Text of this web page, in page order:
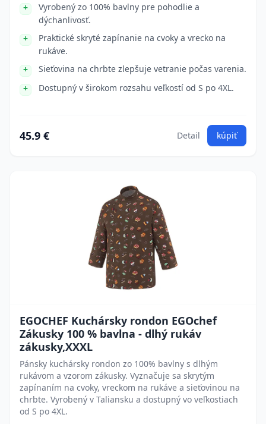
Vyrobený zo 100% bavlny pre pohodlie a
dýchanlivosť.
Praktické skryté zapínanie na cvoky a vrecko na
rukáve.
Sieťovina na chrbte zlepšuje vetranie počas varenia.
Dostupný v širokom rozsahu veľkostí od S po 4XL.
45.9 € Detail kúpiť
EGOCHEF Kuchársky rondon EGOchef
Zákusky 100 % bavlna - dlhý rukáv
zákusky,XXXL
Pánsky kuchársky rondon zo 100% bavlny s dlhým
rukávom a vzorom zákusky. Vyznačuje sa skrytým
zapínaním na cvoky, vreckom na rukáve a sieťovinou na
chrbte. Vyrobený v Taliansku a dostupný vo veľkostiach
od S po 4XL.